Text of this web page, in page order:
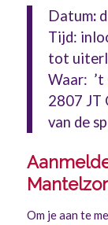
Datum:
Tijd:
tot
Waar:
2807 JT
van de
Om je aan te